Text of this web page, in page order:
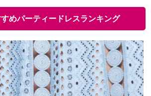
めパーティードレスランキング